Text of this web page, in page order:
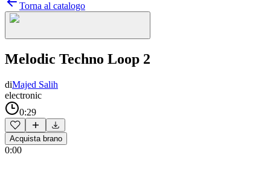
Torna al catalogo
Melodic Techno Loop 2
diMajed Salih
electronic
0:29
Acquista brano
0:00